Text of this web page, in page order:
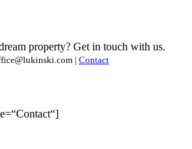
property? Get in touch with us.
| Contact